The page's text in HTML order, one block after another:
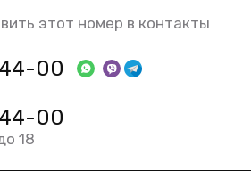
этот номер в контакты
00
00
18